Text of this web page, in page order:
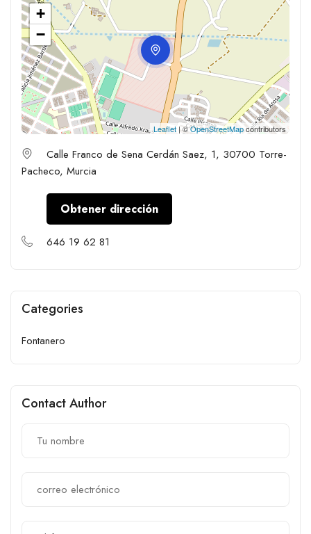
+
−
Leaflet | ©OpenStreetMapcontributors
Calle Franco de Sena Cerdán Saez, 1, 30700 Torre-
Pacheco, Murcia
Obtener dirección
646 19 62 81
Categories
Fontanero
Contact Author